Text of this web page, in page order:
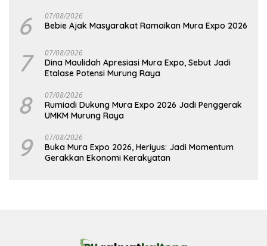
6 07/08/2026
Bebie Ajak Masyarakat Ramaikan Mura Expo 2026
7 07/08/2026
Dina Maulidah Apresiasi Mura Expo, Sebut Jadi
Etalase Potensi Murung Raya
8 07/08/2026
Rumiadi Dukung Mura Expo 2026 Jadi Penggerak
UMKM Murung Raya
9 07/08/2026
Buka Mura Expo 2026, Heriyus: Jadi Momentum
Gerakkan Ekonomi Kerakyatan